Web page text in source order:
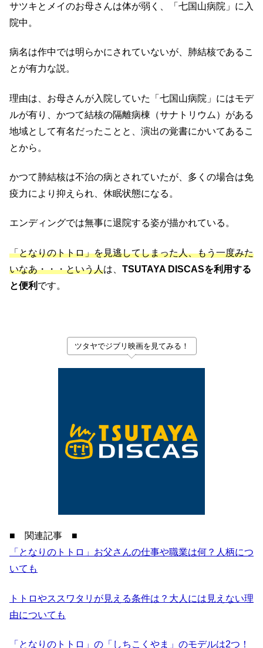
サツキとメイのお母さんは体が弱く、「七国山病院」に入
院中。
病名は作中では明らかにされていないが、肺結核であるこ
とが有力な説。
理由は、お母さんが入院していた「七国山病院」にはモデ
ルが有り、かつて結核の隔離病棟（サナトリウム）がある
地域として有名だったことと、演出の覚書にかいてあるこ
とから。
かつて肺結核は不治の病とされていたが、多くの場合は免
疫力により抑えられ、休眠状態になる。
エンディングでは無事に退院する姿が描かれている。
「となりのトトロ」を見逃してしまった人、もう一度みた
いなあ・・・という人は、 TSUTAYA DISCASを利用する
と便利 です。
ツタヤでジブリ映画を見てみる！
■ 関連記事 ■
「となりのトトロ」お父さんの仕事や職業は何？人柄につ
いても
トトロやススワタリが見える条件は？大人には見えない理
由についても
「となりのトトロ」の「しちこくやま」のモデルは2つ！